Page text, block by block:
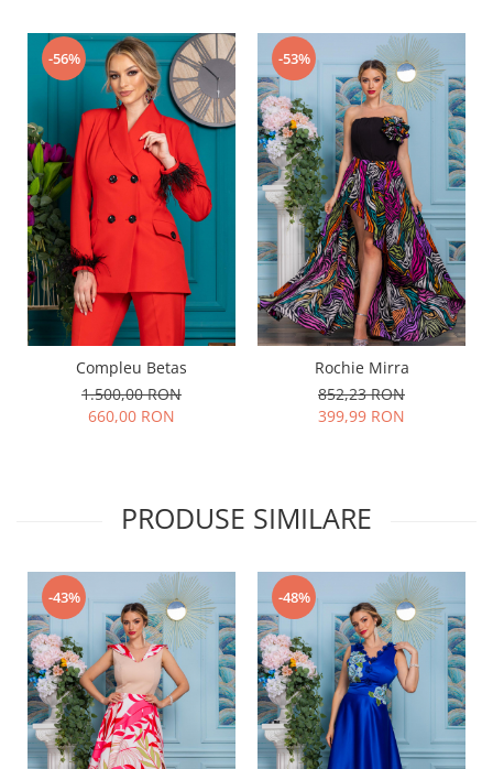
-56%
Compleu Betas
1.500,00 RON
660,00 RON
-53%
Rochie Mirra
852,23 RON
399,99 RON
PRODUSE SIMILARE
-43% -48%